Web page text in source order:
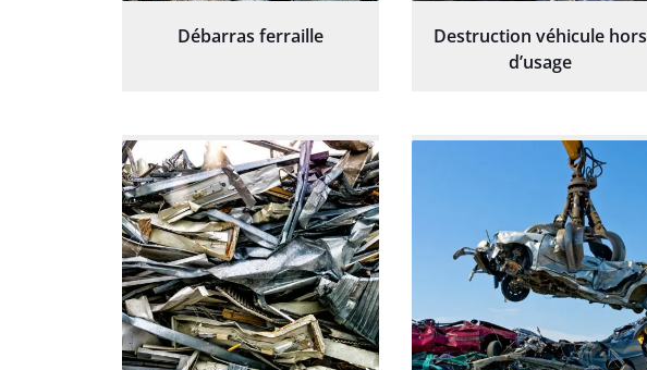
Débarras ferraille
Destruction véhicule hors
d’usage